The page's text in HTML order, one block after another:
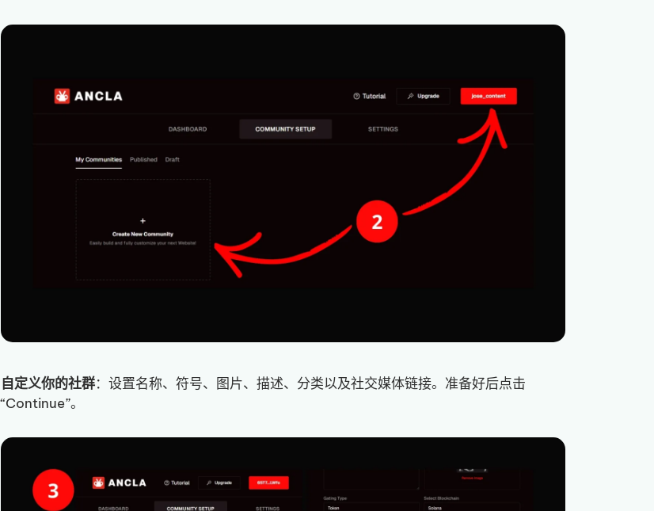
自定义你的社群：设置名称、符号、图片、描述、分类以及社交媒体链接。准备好后点击
“Continue”。